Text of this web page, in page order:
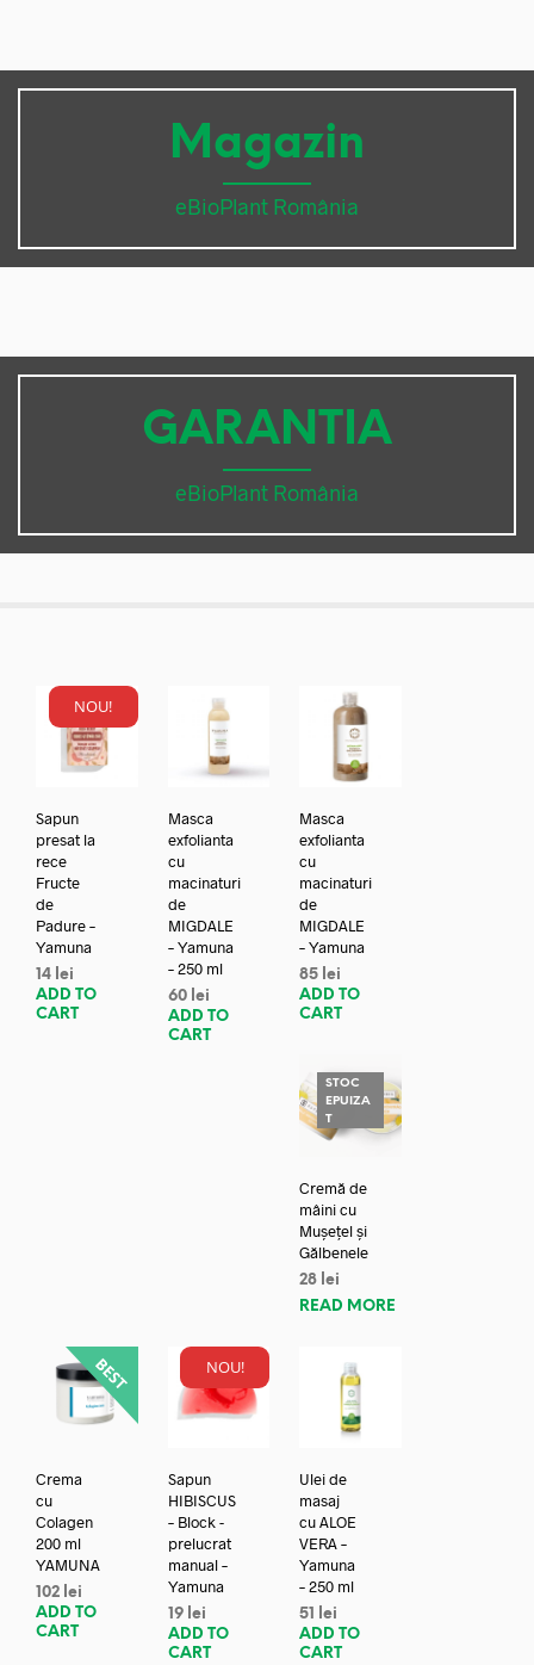
Magazin
eBioPlant România
GARANTIA
eBioPlant România
NOU!
Sapun
presat la
rece
Fructe
de
Padure –
Yamuna
14 lei
ADD TO
CART
Masca
exfolianta
cu
macinaturi
de
MIGDALE
– Yamuna
– 250 ml
60 lei
ADD TO
CART
Masca
exfolianta
cu
macinaturi
de
MIGDALE
– Yamuna
85 lei
ADD TO
CART
STOC
EPUIZA
T
Cremă de
mâini cu
Mușețel și
Gălbenele
28 lei
READ MORE
Crema
cu
Colagen
200 ml
YAMUNA
102 lei
ADD TO
CART
NOU!
Sapun
HIBISCUS
– Block -
prelucrat
manual –
Yamuna
19 lei
ADD TO
CART
Ulei de
masaj
cu ALOE
VERA –
Yamuna
– 250 ml
51
lei
ADD TO
CART